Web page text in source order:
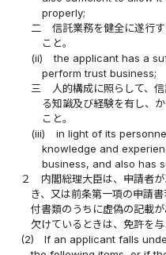
properly;
二
信託業務を健全に遂行
こと。
(ii)
the applicant has a
perform trust business;
三
人的構成に照らして、
る知識及び経験を有し、
こと。
(iii)
in light of its
knowledge and
business, and also has
２
内閣総理大臣は、申請者
き、又は前条第一項の申請
付書類のうちに虚偽の記載
欠けているときは、免許を与
(2)
If an applicant falls